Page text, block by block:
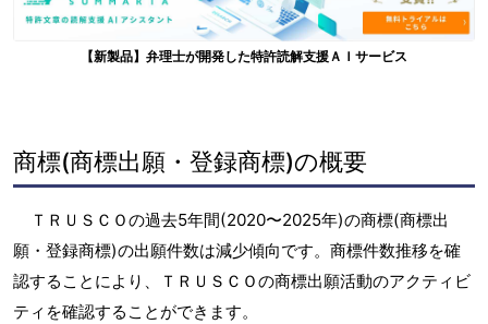
【新製品】弁理士が開発した特許読解支援ＡＩサービス
商標(商標出願・登録商標)の概要
ＴＲＵＳＣＯの過去5年間(2020〜2025年)の商標(商標出
願・登録商標)の出願件数は減少傾向です。商標件数推移を確
認することにより、ＴＲＵＳＣＯの商標出願活動のアクティビ
ティを確認することができます。